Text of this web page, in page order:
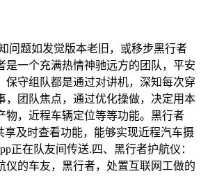
题如发觉版本老旧，或移步黑行者
是一个充满热情神驰远方的团队，平安
保守组队都是通过对讲机，深知每次穿
，团队焦点，通过优化操做，决定用本
物，近程车辆定位等等功能。黑行者
享及时查看功能，能够实现近程汽车摄
正在队友间传送.四、黑行者护航仪：
仪的车友，黑行者，处置互联网工做的